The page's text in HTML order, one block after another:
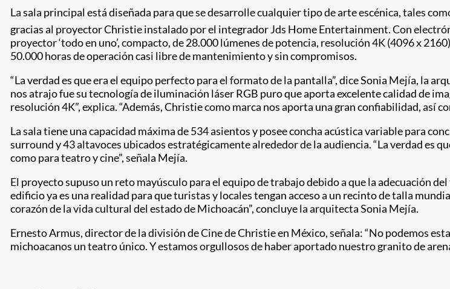
La sala principal está diseñada para que se desarrolle cualquier tipo de arte escénica, tales
gracias al proyector Christie instalado por el integrador Jds Home Entertainment. Con
proyector ‘todo en uno’, compacto, de 28.000 lúmenes de potencia, resolución 4K (4096 x
50.000 horas de operación casi libre de mantenimiento y sin compromisos.
“La verdad es que era el equipo perfecto para el formato de la pantalla”, dice Sonia Mejía, la
nos atrajo fue su tecnología de iluminación láser RGB puro que aporta excelente calidad de
resolución 4K”, explica. “Además, Christie como marca nos aporta una gran confiabilidad, así
La sala tiene una capacidad máxima de 534 asientos y posee concha acústica variable para
surround y 43 altavoces ubicados estratégicamente alrededor de la audiencia. “La verdad es
como para teatro y cine”, señala Mejía.
El proyecto supuso un reto mayúsculo para el equipo de trabajo debido a que la adecuación
edificio ya es una realidad para que turistas y locales tengan acceso a un recinto de talla
corazón de la vida cultural del estado de Michoacán”, concluye la arquitecta Sonia Mejía.
Ernesto Armus, director de la división de Cine de Christie en México, señala: “No podemos
michoacanos un teatro único. Y estamos orgullosos de haber aportado nuestro granito de